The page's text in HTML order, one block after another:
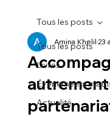
Tous les posts
Livres
Événements
Actualité
Tous les posts
Amina Khelil23